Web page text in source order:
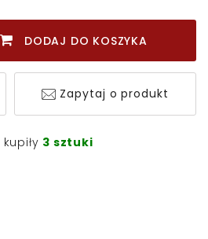
DODAJ DO KOSZYKA
Zapytaj o produkt
kupiły 3 sztuki